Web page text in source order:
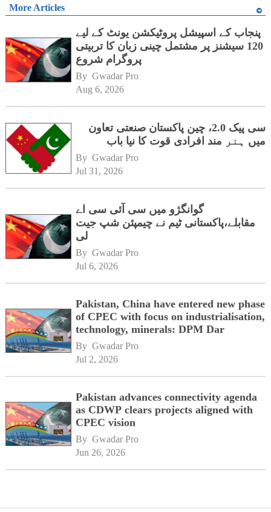
More Articles
پنجاب کے اسپیشل پروٹیکشن یونٹ کے لیے
120 سیشنز پر مشتمل چینی زبان کا تربیتی
پروگرام شروع
By Gwadar Pro
Aug 6, 2026
سی پیک 2.0، چین پاکستان صنعتی تعاون
میں ہنر مند افرادی قوت کا نیا باب
By Gwadar Pro
Jul 31, 2026
گوانگژو میں سی آئی سی اے
مقابلے،پاکستانی ٹیم نے چیمپئن شپ جیت
لی
By Gwadar Pro
Jul 6, 2026
Pakistan, China have entered new phase
of CPEC with focus on industrialisation,
technology, minerals: DPM Dar
By Gwadar Pro
Jul 2, 2026
Pakistan advances connectivity agenda
as CDWP clears projects aligned with
CPEC vision
By Gwadar Pro
Jun 26, 2026